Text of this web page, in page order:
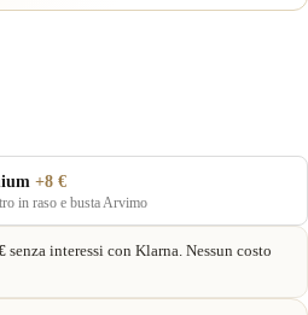
+8 €
in raso e busta Arvimo
senza interessi con Klarna. Nessun costo